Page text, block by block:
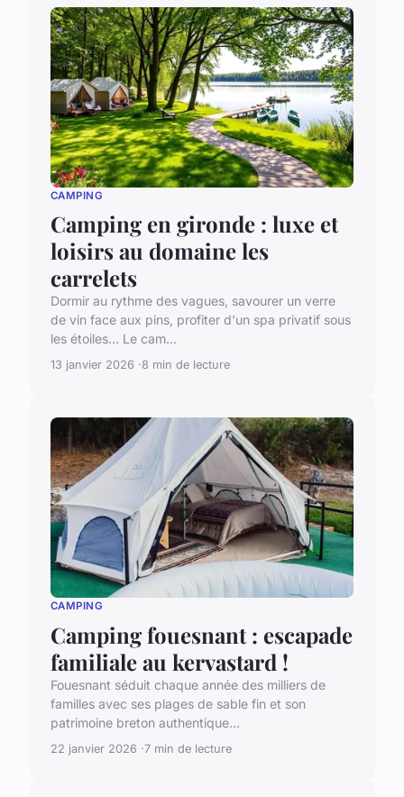
CAMPING
Camping en gironde : luxe et
loisirs au domaine les
carrelets
Dormir au rythme des vagues, savourer un verre
de vin face aux pins, profiter d'un spa privatif sous
les étoiles… Le cam...
13 janvier 2026 8 min de lecture
CAMPING
Camping fouesnant : escapade
familiale au kervastard !
Fouesnant séduit chaque année des milliers de
familles avec ses plages de sable fin et son
patrimoine breton authentique...
22 janvier 2026 7 min de lecture